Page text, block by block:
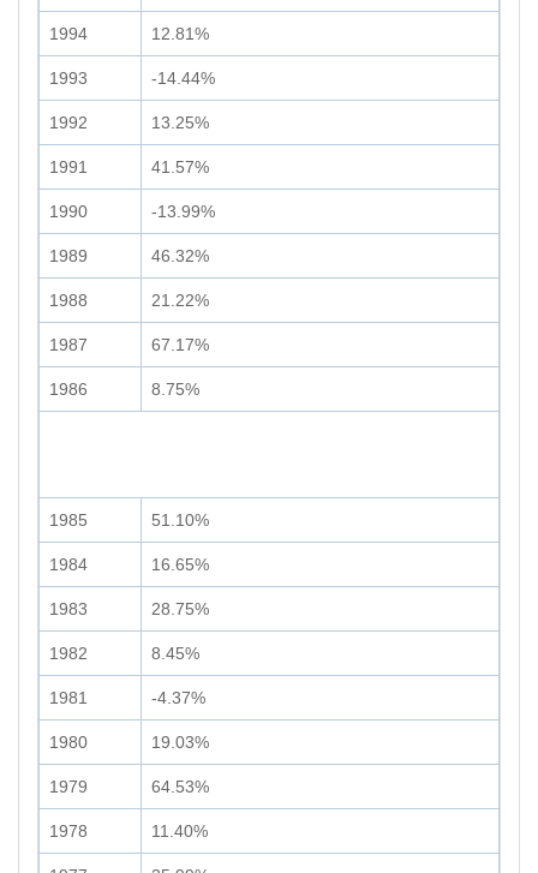
1994 12.81%
1993 -14.44%
1992 13.25%
1991 41.57%
1990 -13.99%
1989 46.32%
1988 21.22%
1987 67.17%
1986 8.75%
1985 51.10%
1984 16.65%
1983 28.75%
1982 8.45%
1981 -4.37%
1980 19.03%
1979 64.53%
1978 11.40%